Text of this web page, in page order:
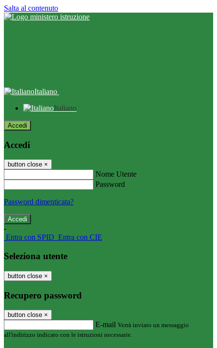
Salta al contenuto
Italiano
Italiano
Accedi
Accedi
button close ×
Nome Utente
Password
Password dimenticata?
-
Entra con SPID Entra con CIE
Seleziona utente
button close ×
Recupero password
button close ×
E-mail Verrà inviato un messaggio
all'indirizzo indicato con le istruzioni necessarie.